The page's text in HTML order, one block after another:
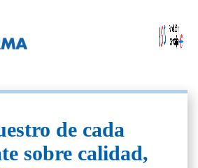
de cada
sobre calidad,